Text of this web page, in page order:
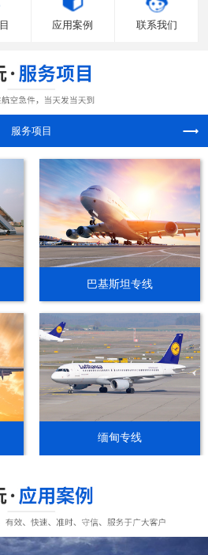
应用案例 联系我们
服务项目
巴基斯坦专线
缅甸专线